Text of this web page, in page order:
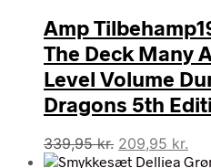
Amp
The Deck Many
Level Volume
Dragons 5th
339,95kr. Den
oprindelige
209,95 kr.